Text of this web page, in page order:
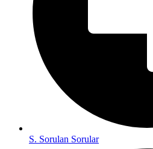
S. Sorulan Sorular